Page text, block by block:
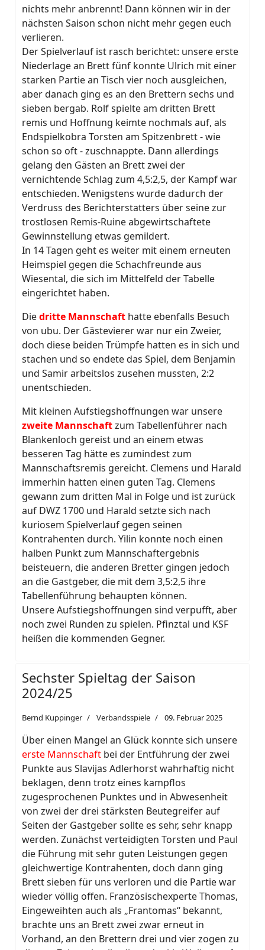
nichts mehr anbrennt! Dann können wir in der
nächsten Saison schon nicht mehr gegen euch
verlieren.
Der Spielverlauf ist rasch berichtet: unsere erste
Niederlage an Brett fünf konnte Ulrich mit einer
starken Partie an Tisch vier noch ausgleichen,
aber danach ging es an den Brettern sechs und
sieben bergab. Rolf spielte am dritten Brett
remis und Hoffnung keimte nochmals auf, als
Endspielkobra Torsten am Spitzenbrett - wie
schon so oft - zuschnappte. Dann allerdings
gelang den Gästen an Brett zwei der
vernichtende Schlag zum 4,5:2,5, der Kampf war
entschieden. Wenigstens wurde dadurch der
Verdruss des Berichterstatters über seine zur
trostlosen Remis-Ruine abgewirtschaftete
Gewinnstellung etwas gemildert.
In 14 Tagen geht es weiter mit einem erneuten
Heimspiel gegen die Schachfreunde aus
Wiesental, die sich im Mittelfeld der Tabelle
eingerichtet haben.
Diedritte Mannschaft hatte ebenfalls Besuch
von ubu. Der Gästevierer war nur ein Zweier,
doch diese beiden Trümpfe hatten es in sich und
stachen und so endete das Spiel, dem Benjamin
und Samir arbeitslos zusehen mussten, 2:2
unentschieden.
Mit kleinen Aufstiegshoffnungen war unsere
zweite Mannschaftzum Tabellenführer nach
Blankenloch gereist und an einem etwas
besseren Tag hätte es zumindest zum
Mannschaftsremis gereicht. Clemens und Harald
immerhin hatten einen guten Tag. Clemens
gewann zum dritten Mal in Folge und ist zurück
auf DWZ 1700 und Harald setzte sich nach
kuriosem Spielverlauf gegen seinen
Kontrahenten durch. Yilin konnte noch einen
halben Punkt zum Mannschaftergebnis
beisteuern, die anderen Bretter gingen jedoch
an die Gastgeber, die mit dem 3,5:2,5 ihre
Tabellenführung behaupten können.
Unsere Aufstiegshoffnungen sind verpufft, aber
noch zwei Runden zu spielen. Pfinztal und KSF
heißen die kommenden Gegner.
Sechster Spieltag der Saison
2024/25
Bernd Kuppinger Verbandsspiele 09. Februar 2025
Über einen Mangel an Glück konnte sich unsere
erste Mannschaft bei der Entführung der zwei
Punkte aus Slavijas Adlerhorst wahrhaftig nicht
beklagen, denn trotz eines kampflos
zugesprochenen Punktes und in Abwesenheit
von zwei der drei stärksten Beutegreifer auf
Seiten der Gastgeber sollte es sehr, sehr knapp
werden. Zunächst verteidigten Torsten und Paul
die Führung mit sehr guten Leistungen gegen
gleichwertige Kontrahenten, doch dann ging
Brett sieben für uns verloren und die Partie war
wieder völlig offen. Französischexperte Thomas,
Eingeweihten auch als „Frantomas“ bekannt,
brachte uns an Brett zwei zwar erneut in
Vorhand, an den Brettern drei und vier zogen zu